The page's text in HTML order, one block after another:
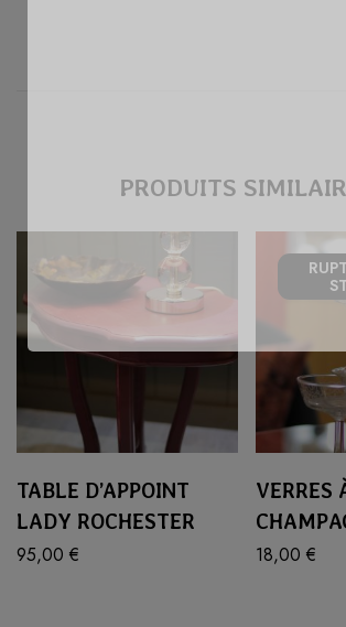
PRODUITS
TABLE D’APPOINT
LADY ROCHESTER
95,00 €
VERRES
18,00 €